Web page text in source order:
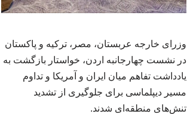
وزرای خارجه عربستان، مصر، ترکیه و پاکستان
در نشست چهارجانبه اردن، خواستار بازگشت به
یادداشت تفاهم میان ایران و آمریکا و تداوم
مسیر دیپلماسی برای جلوگیری از تشدید
تنش‌های منطقه‌ای شدند.